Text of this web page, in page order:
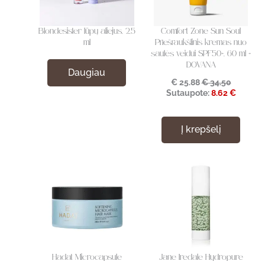
Blondesister lūpų aliejus, 2,5
ml
Daugiau
Comfort Zone Sun Soul
Priešraukšlinis kremas nuo
saulės veidui SPF50+, 60 ml +
DOVANA
€25.88€34.50
Sutaupote:8.62 €
Į krepšelį
Hadat Microcapsule
Jane Iredale Hydropure